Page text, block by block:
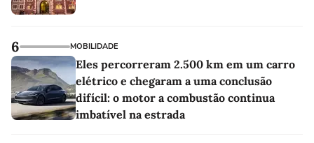
6 MOBILIDADE
Eles percorreram 2.500 km em um carro
elétrico e chegaram a uma conclusão
difícil: o motor a combustão continua
imbatível na estrada